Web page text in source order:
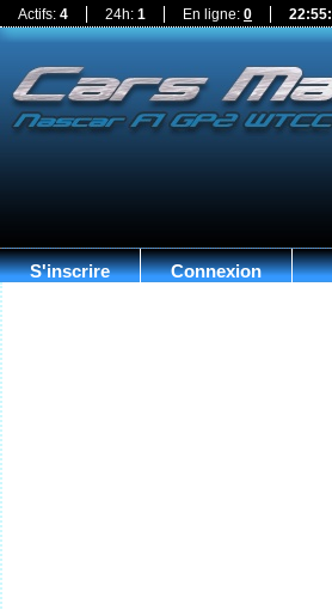
Actifs: 4 24h: 1 En ligne: 0
S'inscrire Connexion